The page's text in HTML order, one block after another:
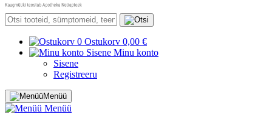
0 Ostukorv 0,00 €
Sisene Minu konto
Sisene
Registreeru
Menüü
Menüü